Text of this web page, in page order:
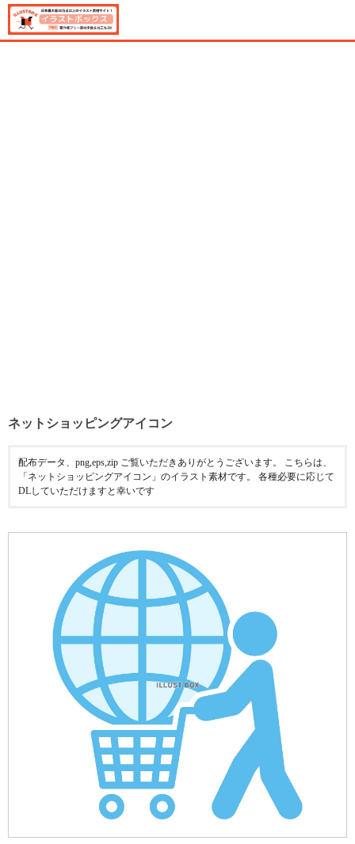
ネットショッピングアイコン
配布データ、png,eps,zip ご覧いただきありがとうございます。 こちらは、
「ネットショッピングアイコン」のイラスト素材です。 各種必要に応じて
DLしていただけますと幸いです